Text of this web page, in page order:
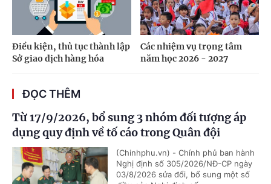
Điều kiện, thủ tục thành lập
Sở giao dịch hàng hóa
Các nhiệm vụ trọng tâm
năm học 2026 - 2027
ĐỌC THÊM
Từ 17/9/2026, bổ sung 3 nhóm đối tượng áp
dụng quy định về tố cáo trong Quân đội
(Chinhphu.vn) - Chính phủ ban hành
Nghị định số 305/2026/NĐ-CP ngày
03/8/2026 sửa đổi, bổ sung một số